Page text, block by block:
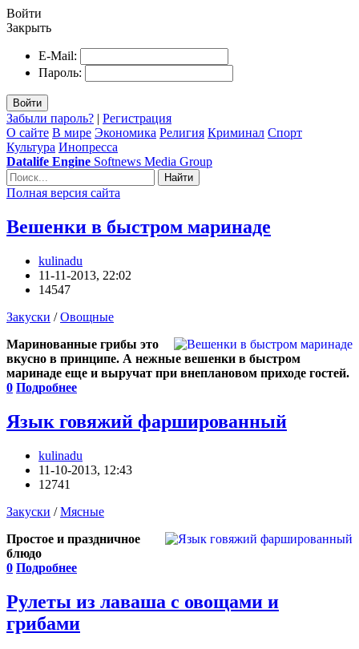
Войти
Закрыть
E-Mail:
Пароль:
Войти
Забыли пароль? | Регистрация
О сайте В мире Экономика Религия Криминал Спорт
Культура Инопресса
Datalife Engine Softnews Media Group
Найти
Полная версия сайта
Вешенки в быстром маринаде
kulinadu
11-11-2013, 22:02
14547
Закуски /Овощные
Маринованные грибы это
вкусно в принципе. А нежные вешенки в быстром
маринаде еще и выручат при внеплановом приходе гостей.
0 Подробнее
Язык говяжий фаршированный
kulinadu
11-10-2013, 12:43
12741
Закуски /Мясные
Простое и праздничное
блюдо
0 Подробнее
Рулеты из лаваша с овощами и
грибами